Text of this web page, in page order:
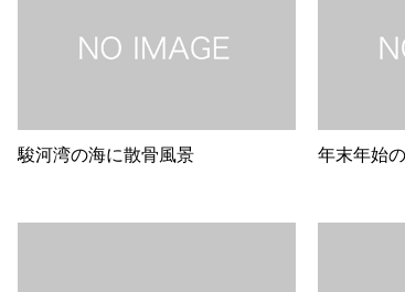
駿河湾の海に散骨風景 年末年始